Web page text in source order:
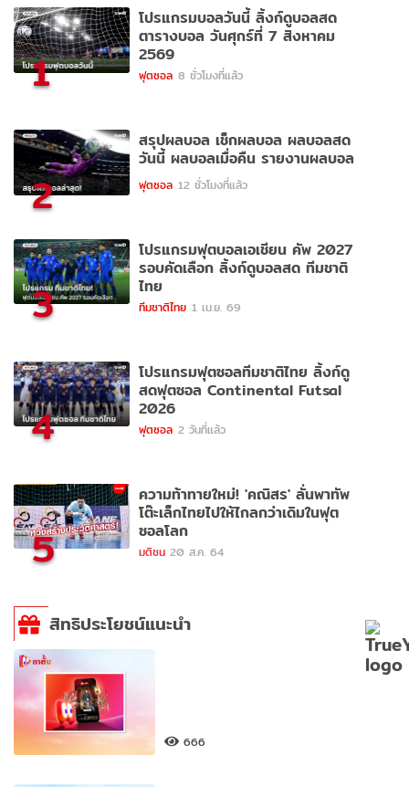
1
โปรแกรมบอลวันนี้ ลิ้งก์ดูบอลสด
ตารางบอล วันศุกร์ที่ 7 สิงหาคม
2569
ฟุตซอล 8 ชั่วโมงที่แล้ว
2
สรุปผลบอล เช็กผลบอล ผลบอลสด
วันนี้ ผลบอลเมื่อคืน รายงานผลบอล
ฟุตซอล 12 ชั่วโมงที่แล้ว
3
โปรแกรมฟุตบอลเอเชียน คัพ 2027
รอบคัดเลือก ลิ้งก์ดูบอลสด ทีมชาติ
ไทย
ทีมชาติไทย 1 เม.ย. 69
4
โปรแกรมฟุตซอลทีมชาติไทย ลิ้งก์ดู
สดฟุตซอล Continental Futsal
2026
ฟุตซอล 2 วันที่แล้ว
5
ความท้าทายใหม่! 'คณิสร' ลั่นพาทัพ
โต๊ะเล็กไทยไปให้ไกลกว่าเดิมในฟุต
ซอลโลก
มติชน 20 ส.ค. 64
สิทธิประโยชน์แนะนำ
666